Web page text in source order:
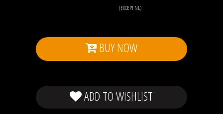
(EXCEPT NL)
BUY NOW
ADD TO WISHLIST